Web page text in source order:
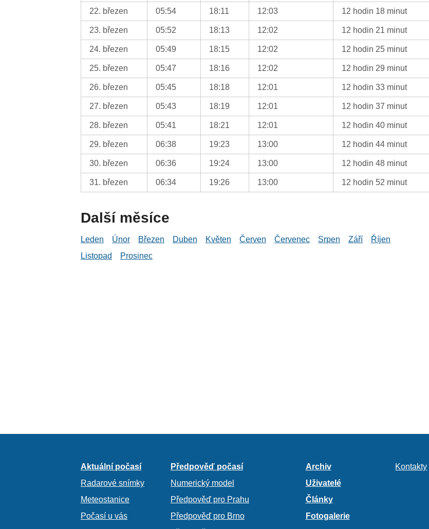
22. březen 05:54 18:11 12:03 12 hodin 18 minut
23. březen 05:52 18:13 12:02 12 hodin 21 minut
24. březen 05:49 18:15 12:02 12 hodin 25 minut
25. březen 05:47 18:16 12:02 12 hodin 29 minut
26. březen 05:45 18:18 12:01 12 hodin 33 minut
27. březen 05:43 18:19 12:01 12 hodin 37 minut
28. březen 05:41 18:21 12:01 12 hodin 40 minut
29. březen 06:38 19:23 13:00 12 hodin 44 minut
30. březen 06:36 19:24 13:00 12 hodin 48 minut
31. březen 06:34 19:26 13:00 12 hodin 52 minut
Další měsíce
Leden Únor Březen Duben Květen Červen Červenec Srpen Září
Říjen
Listopad
Prosinec
Aktuální počasí
Radarové snímky
Meteostanice
Počasí u vás
Předpověď počasí
Numerický model
Předpověď pro Prahu
Předpověď pro Brno
Archiv
Uživatelé
Články
Fotogalerie
Kontakty